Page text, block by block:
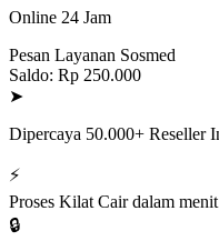
Online 24 Jam
Pesan Layanan Sosmed
Saldo: Rp 250.000
➤
Dipercaya 50.000+ Reseller
⚡
Proses Kilat Cair dalam menit
🔒